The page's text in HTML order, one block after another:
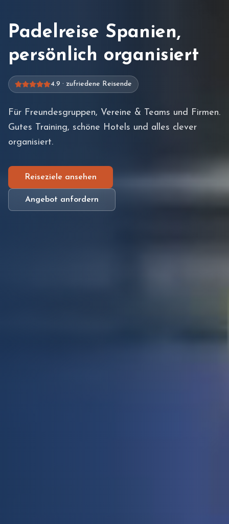
Padelreise Spanien,
persönlich organisiert
4.9 · zufriedene Reisende
Für Freundesgruppen, Vereine & Teams und Firmen.
Gutes Training, schöne Hotels und alles clever
organisiert.
Reiseziele ansehen
Angebot anfordern